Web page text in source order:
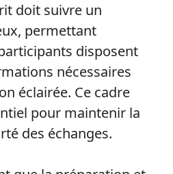
doit suivre un
permettant
disposent
nécessaires
éclairée. Ce cadre
pour maintenir la
des échanges.